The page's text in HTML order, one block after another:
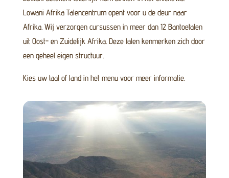
Lowani Afrika Talencentrum opent voor u de deur naar
Afrika. Wij verzorgen cursussen in meer dan 12 Bantoetalen
uit Oost- en Zuidelijk Afrika. Deze talen kenmerken zich door
een geheel eigen structuur.
Kies uw taal of land in het menu voor meer informatie.